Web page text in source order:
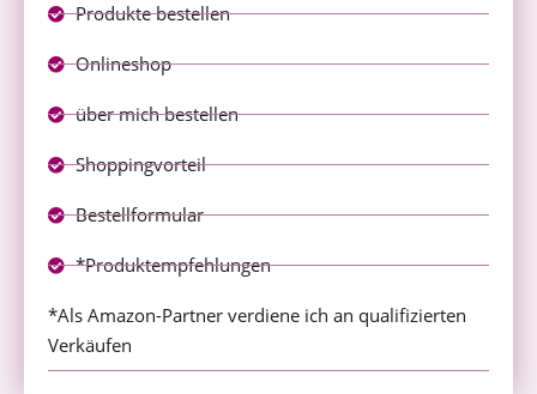
Produkte bestellen
Onlineshop
über mich bestellen
Shoppingvorteil
Bestellformular
*Produktempfehlungen
*Als Amazon-Partner verdiene ich an qualifizierten
Verkäufen